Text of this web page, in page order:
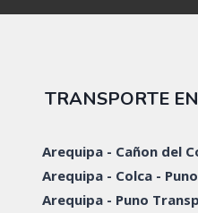
TRANSPORTE
Arequipa - Cañon del
Arequipa - Colca -
Arequipa - Puno